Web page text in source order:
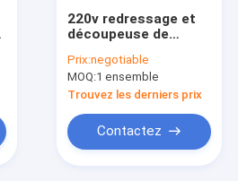
220v redressage et
découpeuse de
compresseur d'air
Prix:negotiable
MOQ:1 ensemble
Trouvez les derniers prix
Contactez